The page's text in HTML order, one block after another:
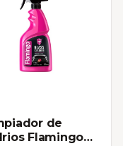
de
Flamingo